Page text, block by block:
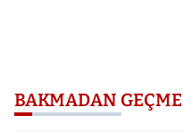
BAKMADAN GEÇME